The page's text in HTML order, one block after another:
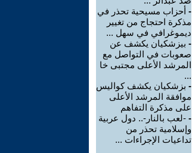
- أحزاب مسيحية تحذر في
مذكرة احتجاج من تغيير
ديموغرافي في سهل ...
- بيزشكيان يكشف عن
صعوبات في التواصل مع
المرشد الأعلى مجتبى خا
...
- بزشكيان يكشف كواليس
موافقة المرشد الأعلى
على مذكرة التفاهم
- -لعب بالنار-.. دول عربية
وإسلامية تحذر من
تداعيات الإجراءات ...